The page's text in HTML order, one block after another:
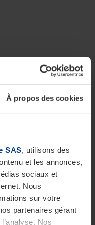
À propos des cookies
SAS, utilisons des
et les annonces,
sociaux et
Nous
sur votre
partenaires gérant
Nos